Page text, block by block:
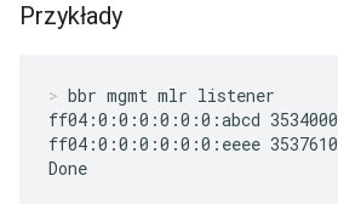
Przykłady
bbr mgmt mlr listener
ff04:0:0:0:0:0:0:abcd 3534000
ff04:0:0:0:0:0:0:eeee 3537610
Done